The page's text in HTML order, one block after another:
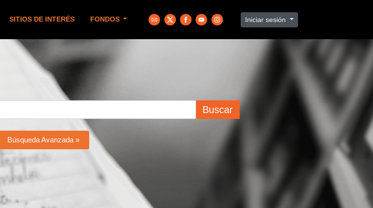
SITIOS DE INTERÉS FONDOS Iniciar sesión
Buscar
Búsqueda Avanzada »